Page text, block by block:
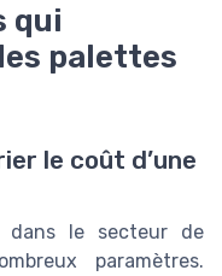
qui
palettes
le coût d’une
dans le secteur de
paramètres.